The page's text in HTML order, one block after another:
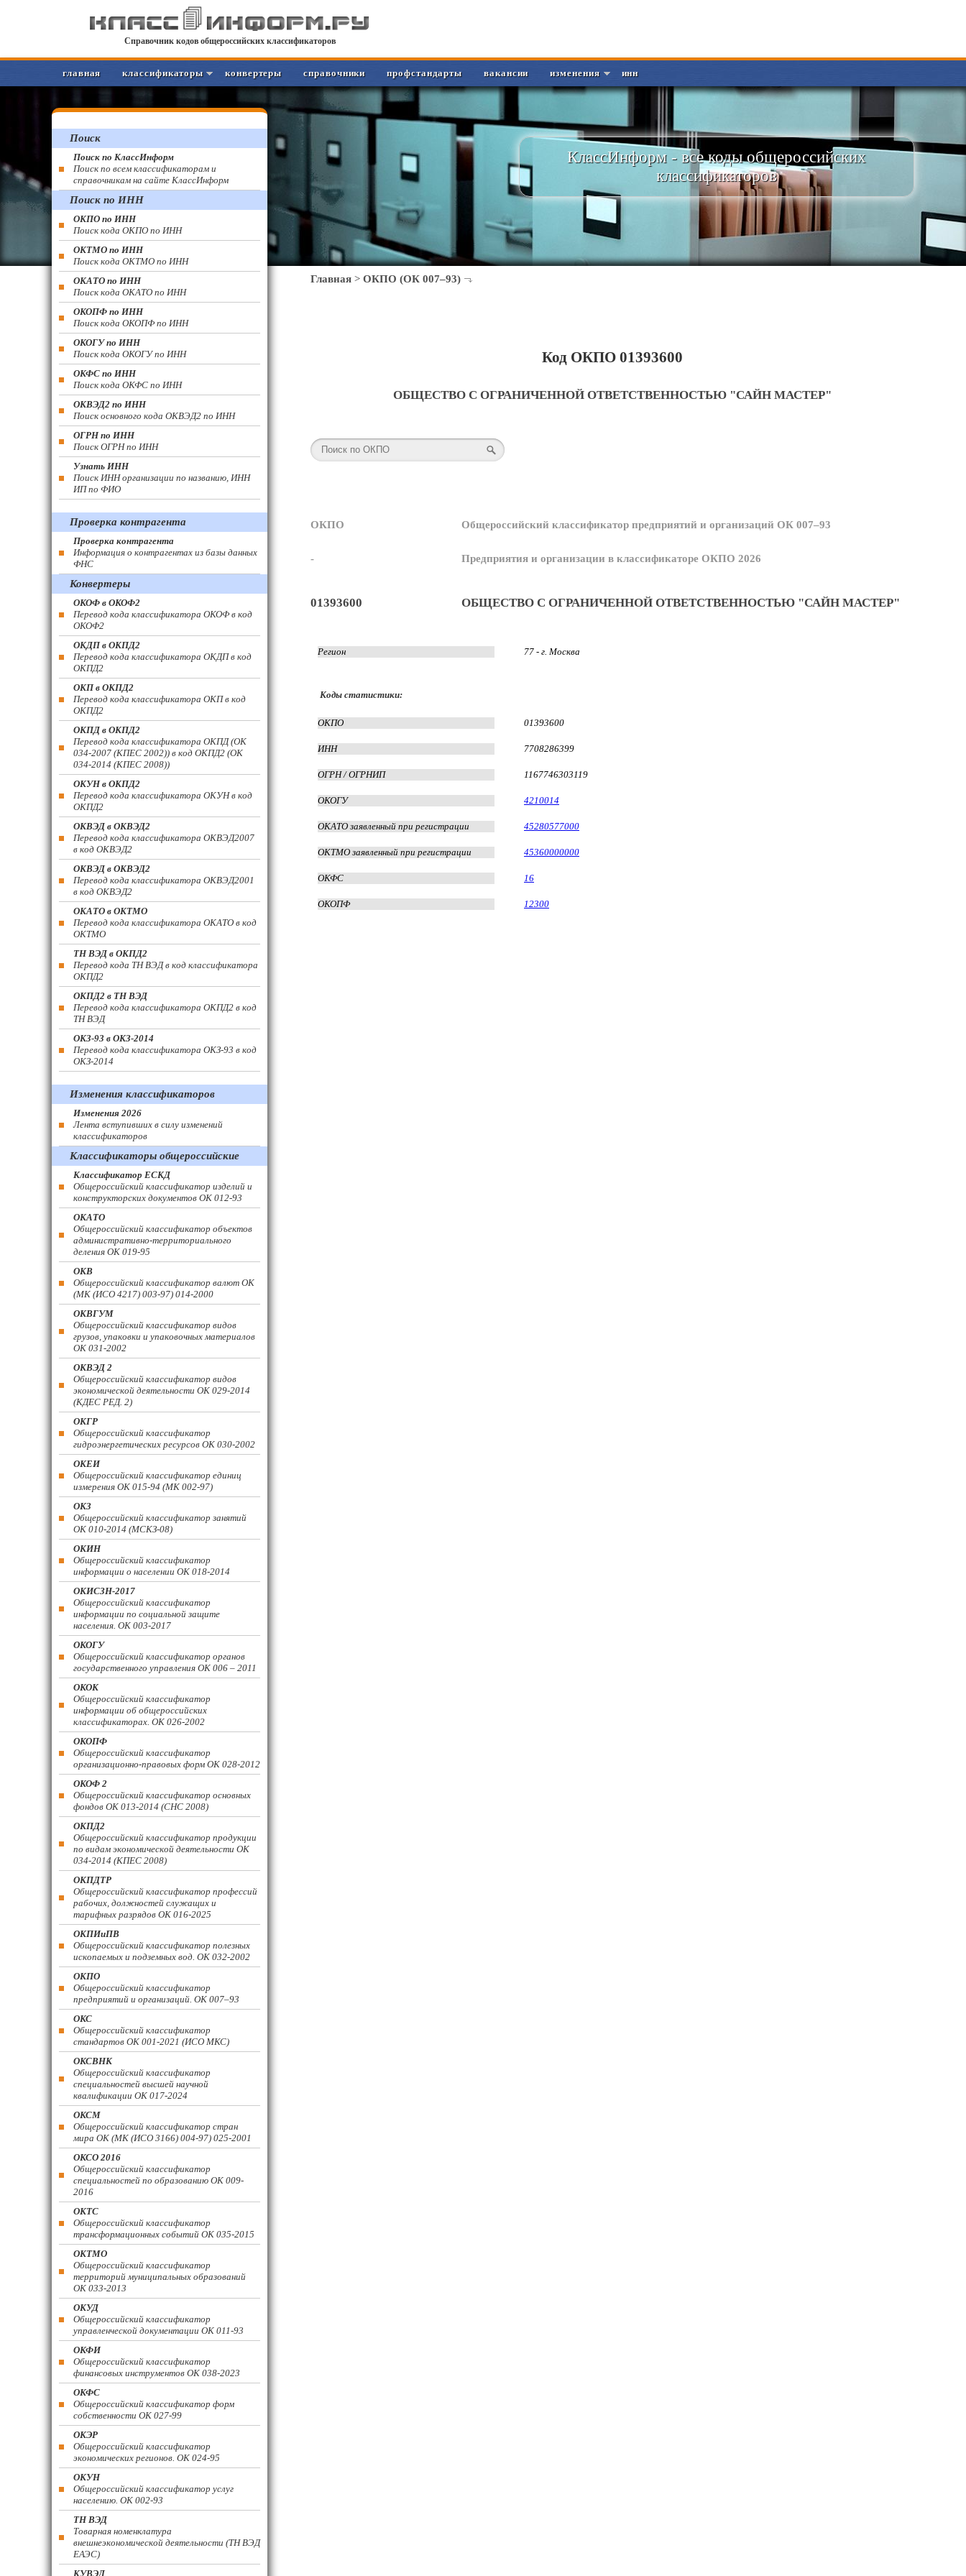
Справочник кодов общероссийских классификаторов
главная классификаторы конвертеры справочники профстандарты вакансии изменения инн
КлассИнформ - все коды общероссийских
классификаторов
Главная > ОКПО (ОК 007–93)
Код ОКПО 01393600
ОБЩЕСТВО С ОГРАНИЧЕННОЙ ОТВЕТСТВЕННОСТЬЮ "САЙН МАСТЕР"
ОКПО Общероссийский классификатор предприятий и организаций ОК 007–93
- Предприятия и организации в классификаторе ОКПО 2026
01393600 ОБЩЕСТВО С ОГРАНИЧЕННОЙ ОТВЕТСТВЕННОСТЬЮ "САЙН МАСТЕР"
Регион 77 - г. Москва
Коды статистики:
ОКПО 01393600
ИНН 7708286399
ОГРН / ОГРНИП 1167746303119
ОКОГУ 4210014
ОКАТО заявленный при регистрации 45280577000
ОКТМО заявленный при регистрации 45360000000
ОКФС 16
ОКОПФ 12300
Поиск
Поиск по КлассИнформ
Поиск по всем классификаторам и
справочникам на сайте КлассИнформ
Поиск по ИНН
ОКПО по ИНН
Поиск кода ОКПО по ИНН
ОКТМО по ИНН
Поиск кода ОКТМО по ИНН
ОКАТО по ИНН
Поиск кода ОКАТО по ИНН
ОКОПФ по ИНН
Поиск кода ОКОПФ по ИНН
ОКОГУ по ИНН
Поиск кода ОКОГУ по ИНН
ОКФС по ИНН
Поиск кода ОКФС по ИНН
ОКВЭД2 по ИНН
Поиск основного кода ОКВЭД2 по ИНН
ОГРН по ИНН
Поиск ОГРН по ИНН
Узнать ИНН
Поиск ИНН организации по названию, ИНН
ИП по ФИО
Проверка контрагента
Проверка контрагента
Информация о контрагентах из базы данных
ФНС
Конвертеры
ОКОФ в ОКОФ2
Перевод кода классификатора ОКОФ в код
ОКОФ2
ОКДП в ОКПД2
Перевод кода классификатора ОКДП в код
ОКПД2
ОКП в ОКПД2
Перевод кода классификатора ОКП в код
ОКПД2
ОКПД в ОКПД2
Перевод кода классификатора ОКПД (ОК
034-2007 (КПЕС 2002)) в код ОКПД2 (ОК
034-2014 (КПЕС 2008))
ОКУН в ОКПД2
Перевод кода классификатора ОКУН в код
ОКПД2
ОКВЭД в ОКВЭД2
Перевод кода классификатора ОКВЭД2007
в код ОКВЭД2
ОКВЭД в ОКВЭД2
Перевод кода классификатора ОКВЭД2001
в код ОКВЭД2
ОКАТО в ОКТМО
Перевод кода классификатора ОКАТО в код
ОКТМО
ТН ВЭД в ОКПД2
Перевод кода ТН ВЭД в код классификатора
ОКПД2
ОКПД2 в ТН ВЭД
Перевод кода классификатора ОКПД2 в код
ТН ВЭД
ОКЗ-93 в ОКЗ-2014
Перевод кода классификатора ОКЗ-93 в код
ОКЗ-2014
Изменения классификаторов
Изменения 2026
Лента вступивших в силу изменений
классификаторов
Классификаторы общероссийские
Классификатор ЕСКД
Общероссийский классификатор изделий и
конструкторских документов ОК 012-93
ОКАТО
Общероссийский классификатор объектов
административно-территориального
деления ОК 019-95
ОКВ
Общероссийский классификатор валют ОК
(МК (ИСО 4217) 003-97) 014-2000
ОКВГУМ
Общероссийский классификатор видов
грузов, упаковки и упаковочных материалов
ОК 031-2002
ОКВЭД 2
Общероссийский классификатор видов
экономической деятельности ОК 029-2014
(КДЕС РЕД. 2)
ОКГР
Общероссийский классификатор
гидроэнергетических ресурсов ОК 030-2002
ОКЕИ
Общероссийский классификатор единиц
измерения ОК 015-94 (МК 002-97)
ОКЗ
Общероссийский классификатор занятий
ОК 010-2014 (МСКЗ-08)
ОКИН
Общероссийский классификатор
информации о населении ОК 018-2014
ОКИСЗН-2017
Общероссийский классификатор
информации по социальной защите
населения. ОК 003-2017
ОКОГУ
Общероссийский классификатор органов
государственного управления ОК 006 – 2011
ОКОК
Общероссийский классификатор
информации об общероссийских
классификаторах. ОК 026-2002
ОКОПФ
Общероссийский классификатор
организационно-правовых форм ОК 028-2012
ОКОФ 2
Общероссийский классификатор основных
фондов ОК 013-2014 (СНС 2008)
ОКПД2
Общероссийский классификатор продукции
по видам экономической деятельности ОК
034-2014 (КПЕС 2008)
ОКПДТР
Общероссийский классификатор профессий
рабочих, должностей служащих и
тарифных разрядов ОК 016-2025
ОКПИиПВ
Общероссийский классификатор полезных
ископаемых и подземных вод. ОК 032-2002
ОКПО
Общероссийский классификатор
предприятий и организаций. ОК 007–93
ОКС
Общероссийский классификатор
стандартов ОК 001-2021 (ИСО МКС)
ОКСВНК
Общероссийский классификатор
специальностей высшей научной
квалификации ОК 017-2024
ОКСМ
Общероссийский классификатор стран
мира ОК (МК (ИСО 3166) 004-97) 025-2001
ОКСО 2016
Общероссийский классификатор
специальностей по образованию ОК 009-
2016
ОКТС
Общероссийский классификатор
трансформационных событий ОК 035-2015
ОКТМО
Общероссийский классификатор
территорий муниципальных образований
ОК 033-2013
ОКУД
Общероссийский классификатор
управленческой документации ОК 011-93
ОКФИ
Общероссийский классификатор
финансовых инструментов OK 038-2023
ОКФС
Общероссийский классификатор форм
собственности ОК 027-99
ОКЭР
Общероссийский классификатор
экономических регионов. ОК 024-95
ОКУН
Общероссийский классификатор услуг
населению. ОК 002-93
ТН ВЭД
Товарная номенклатура
внешнеэкономической деятельности (ТН ВЭД
ЕАЭС)
КУВЭД